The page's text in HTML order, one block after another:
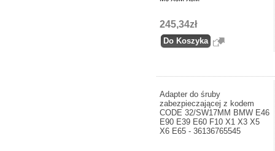
245,34zł
Adapter do śruby
zabezpieczającej z kodem
CODE 32/SW17MM BMW E46
E90 E39 E60 F10 X1 X3 X5
X6 E65 - 36136765545